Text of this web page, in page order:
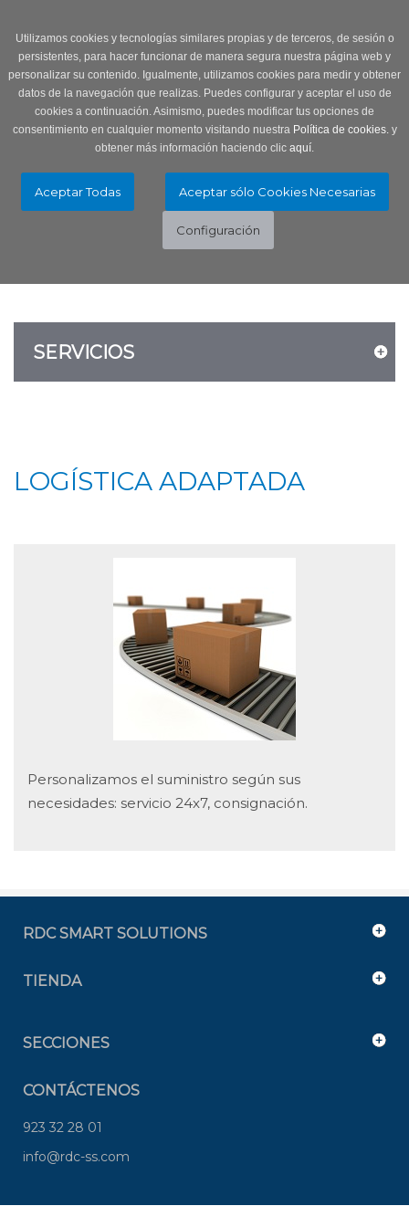
Utilizamos cookies y tecnologías similares propias y de terceros, de sesión o
persistentes, para hacer funcionar de manera segura nuestra página web y
personalizar su contenido. Igualmente, utilizamos cookies para medir y obtener
datos de la navegación que realizas. Puedes configurar y aceptar el uso de
cookies a continuación. Asimismo, puedes modificar tus opciones de
consentimiento en cualquier momento visitando nuestra Política de cookies.y
obtener más información haciendo clic aquí.
SERVICIOS
LOGÍSTICA ADAPTADA
Personalizamos el suministro según sus
necesidades: servicio 24x7, consignación.
RDC SMART SOLUTIONS
TIENDA
SECCIONES
CONTÁCTENOS
923 32 28 01
info@rdc-ss.com